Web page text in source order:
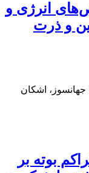
انرژی و
و ذرت
اشکان
بوته بر